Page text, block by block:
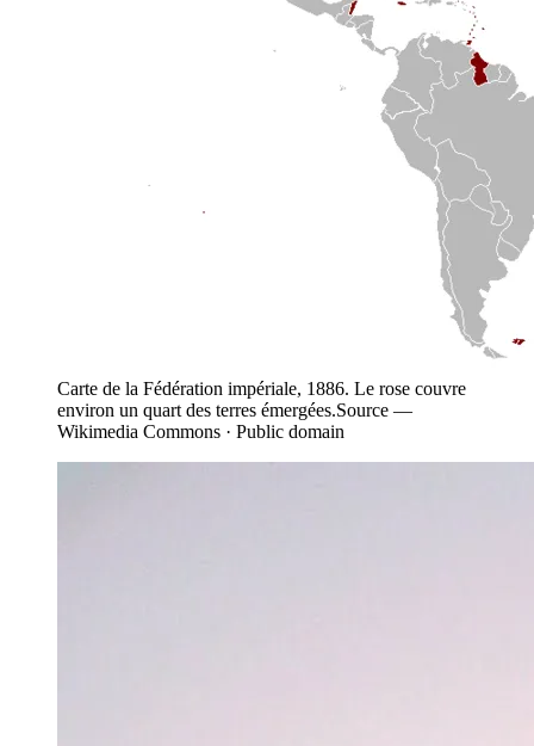
Carte de la Fédération impériale, 1886. Le rose couvre
environ un quart des terres émergées.Source —
Wikimedia Commons · Public domain